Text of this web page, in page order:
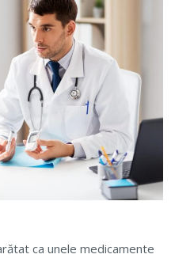
ca unele medicamente